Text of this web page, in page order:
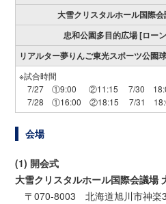
大雪クリスタルホール国際
忠和公園多目的広場 [ロー
リアルター夢りんご東光スポーツ公園
※試合時間
7/27 ①9:00 ②11:15 7/30
7/28 ①16:00 ②18:15 7/31
会場
(1) 開会式
大雪クリスタルホール国際会議場
〒070-8003 北海道旭川市神